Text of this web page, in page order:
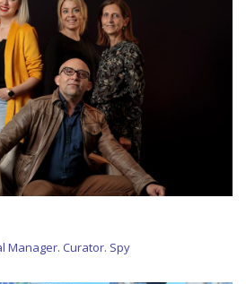
Manager. Curator. Spy